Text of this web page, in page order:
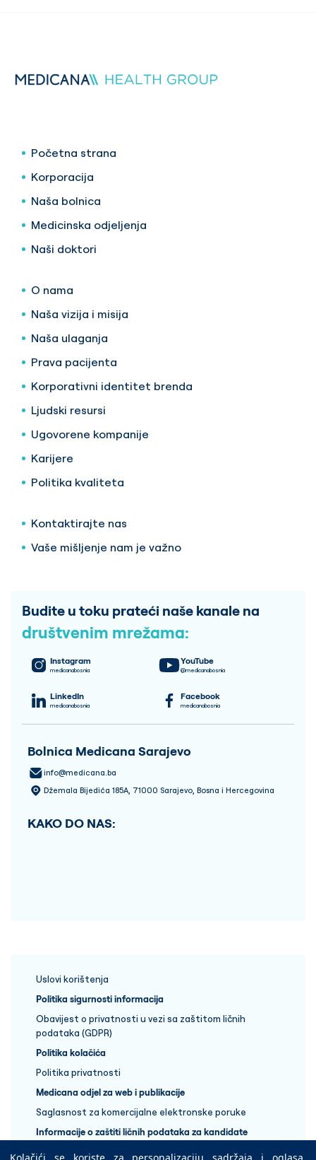
Početna strana
Korporacija
Naša bolnica
Medicinska odjeljenja
Naši doktori
O nama
Naša vizija i misija
Naša ulaganja
Prava pacijenta
Korporativni identitet brenda
Ljudski resursi
Ugovorene kompanije
Karijere
Politika kvaliteta
Kontaktirajte nas
Vaše mišljenje nam je važno
Budite u toku prateći naše kanale na
društvenim mrežama:
Instagram
medicanabosnia
YouTube
@medicanabosnia
LinkedIn
medicanabosnia
Facebook
medicanabosnia
Bolnica Medicana Sarajevo
info@medicana.ba
Džemala Bijedića 185A, 71000 Sarajevo, Bosna i Hercegovina
KAKO DO NAS:
Uslovi korištenja
Politika sigurnosti informacija
Obavijest o privatnosti u vezi sa zaštitom ličnih
podataka (GDPR)
Politika kolačića
Politika privatnosti
Medicana odjel za web i publikacije
Saglasnost za komercijalne elektronske poruke
Informacije o zaštiti ličnih podataka za kandidate